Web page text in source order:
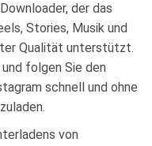
der das
Stories, Musik und
Qualität unterstützt.
folgen Sie den
schnell und ohne
von